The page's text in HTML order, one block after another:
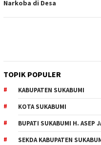
Narkoba di Desa
TOPIK POPULER
KABUPATEN SUKABUMI
KOTA SUKABUMI
BUPATI SUKABUMI H. ASEP
SEKDA KABUPATEN